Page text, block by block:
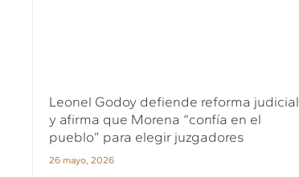
Leonel Godoy defiende reforma judicial
y afirma que Morena “confía en el
pueblo” para elegir juzgadores
26 mayo, 2026